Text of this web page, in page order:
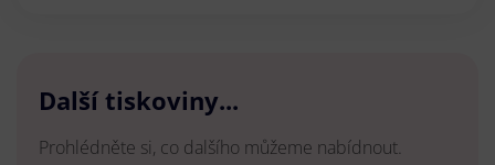
Další tiskoviny...
Prohlédněte si, co dalšího můžeme nabídnout.